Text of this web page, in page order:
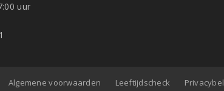
uur
Algemene voorwaarden Leeftijdscheck